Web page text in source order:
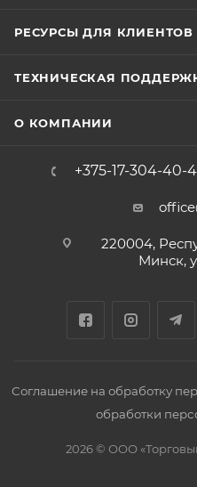
РЕСУРСЫ ДЛЯ КЛИЕНТОВ
ТЕХНИЧЕСКАЯ
О КОМПАНИИ
+375-17-304-40-
220004,
Минск,
Соглашение на обработку
обработки
2026 © ООО